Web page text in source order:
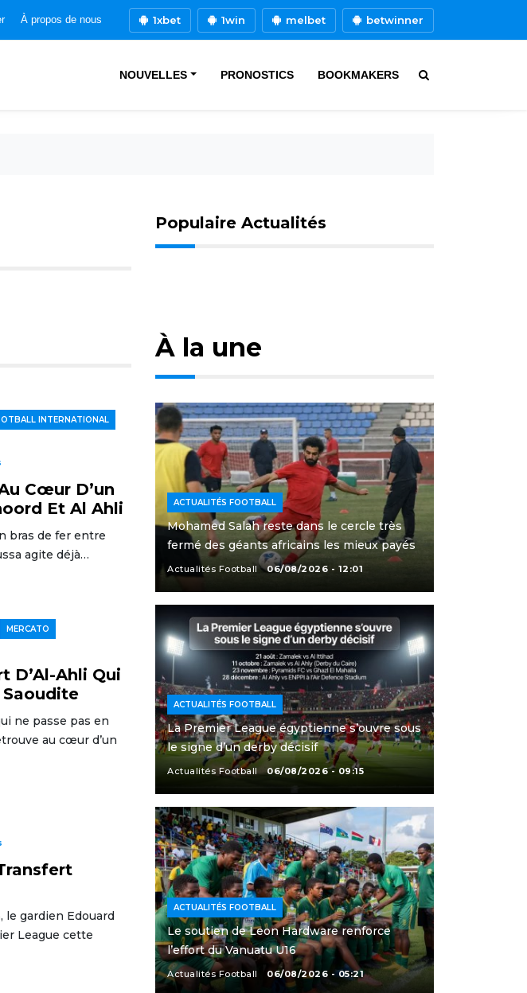
À propos de nous 1xbet 1win melbet betwinner
NOUVELLES PRONOSTICS BOOKMAKERS
Populaire Actualités
INTERNATIONAL
Cœur D’un
Et Al Ahli
bras de fer entre
agite déjà…
MERCATO
D’Al-Ahli Qui
Saoudite
ne passe pas en
au cœur d’un
le gardien Edouard
League cette
À la une
ACTUALITÉS FOOTBALL
Mohamed Salah reste dans le cercle très
fermé des géants africains les mieux payés
Actualités Football 06/08/2026 - 12:01
ACTUALITÉS FOOTBALL
La Premier League égyptienne s’ouvre sous
le signe d’un derby décisif
Actualités Football 06/08/2026 - 09:15
ACTUALITÉS FOOTBALL
Le soutien de Leon Hardware renforce
l’effort du Vanuatu U16
Actualités Football 06/08/2026 - 05:21